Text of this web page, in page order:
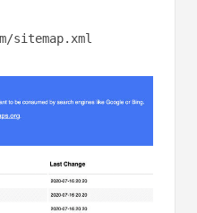
sitemap.xml